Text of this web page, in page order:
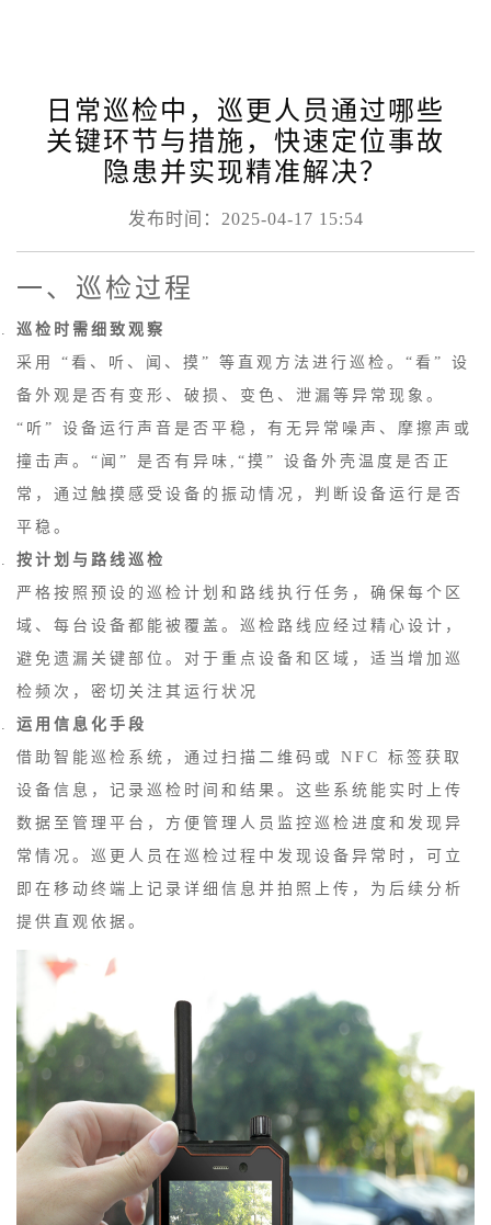
日常巡检中，巡更人员通过哪些
关键环节与措施，快速定位事故
隐患并实现精准解决？
发布时间：2025-04-17 15:54
一、巡检过程
巡检时需细致观察
采用 “看、听、闻、摸” 等直观方法进行巡检。“看” 设
备外观是否有变形、破损、变色、泄漏等异常现象。
“听” 设备运行声音是否平稳，有无异常噪声、摩擦声或
撞击声。“闻” 是否有异味,“摸” 设备外壳温度是否正
常，通过触摸感受设备的振动情况，判断设备运行是否
平稳。
按计划与路线巡检
严格按照预设的巡检计划和路线执行任务，确保每个区
域、每台设备都能被覆盖。巡检路线应经过精心设计，
避免遗漏关键部位。对于重点设备和区域，适当增加巡
检频次，密切关注其运行状况
运用信息化手段
借助智能巡检系统，通过扫描二维码或 NFC 标签获取
设备信息，记录巡检时间和结果。这些系统能实时上传
数据至管理平台，方便管理人员监控巡检进度和发现异
常情况。巡更人员在巡检过程中发现设备异常时，可立
即在移动终端上记录详细信息并拍照上传，为后续分析
提供直观依据。